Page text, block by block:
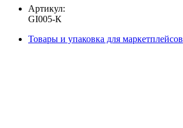
Артикул:
GI005-К
Товары и упаковка для маркетплейсов